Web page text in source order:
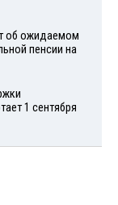
об ожидаемом
пенсии на
1 сентября